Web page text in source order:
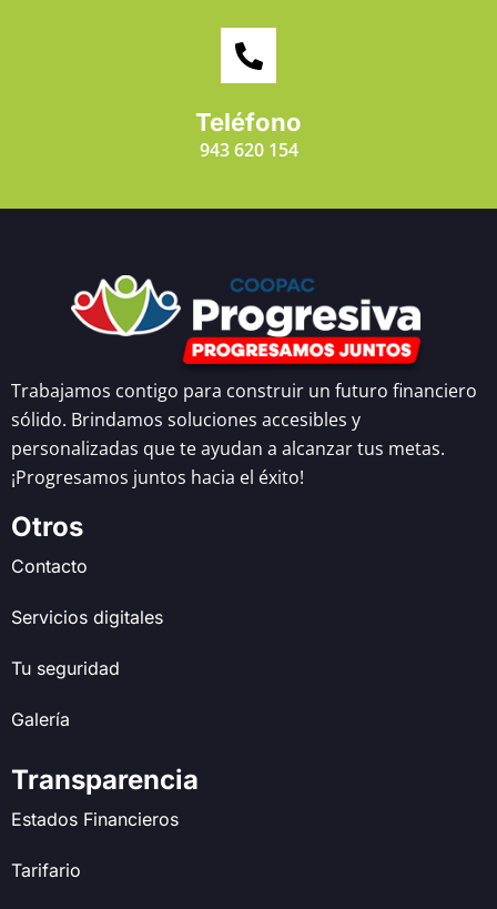
Teléfono
943 620 154
Trabajamos contigo para construir un futuro financiero
sólido. Brindamos soluciones accesibles y
personalizadas que te ayudan a alcanzar tus metas.
¡Progresamos juntos hacia el éxito!
Otros
Contacto
Servicios digitales
Tu seguridad
Galería
Transparencia
Estados Financieros
Tarifario